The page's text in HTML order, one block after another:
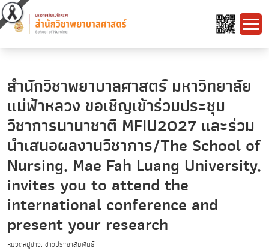
สำนักวิชาพยาบาลศาสตร์ มหาวิทยาลัย
แม่ฟ้าหลวง ขอเชิญเข้าร่วมประชุม
วิชาการนานาชาติ MFIU2027 และร่วม
นำเสนอผลงานวิชาการ/The School of
Nursing, Mae Fah Luang University,
invites you to attend the
international conference and
present your research
หมวดหมู่ข่าว: ข่าวประชาสัมพันธ์